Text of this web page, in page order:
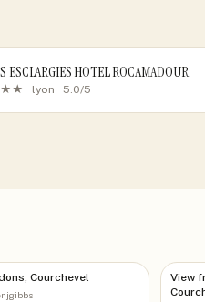
ESCLARGIES HOTEL ROCAMADOUR
· lyon · 5.0/5
Courchevel
View